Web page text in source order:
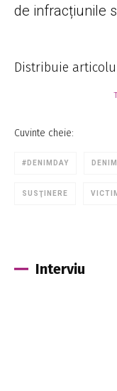
de infracțiunile
Distribuie
Cuvinte cheie:
#DENIMDAY
SUSŢINERE
Interviu